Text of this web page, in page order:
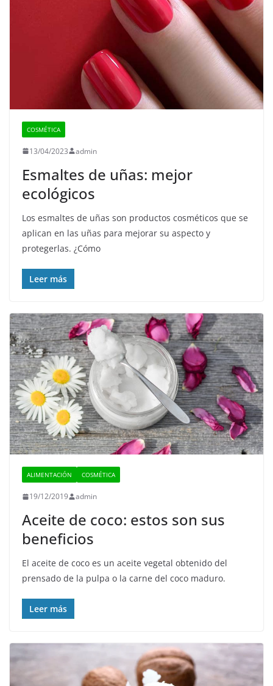
COSMÉTICA
13/04/2023 admin
Esmaltes de uñas: mejor
ecológicos
Los esmaltes de uñas son productos cosméticos que se
aplican en las uñas para mejorar su aspecto y
protegerlas. ¿Cómo
Leer más
ALIMENTACIÓN COSMÉTICA
19/12/2019 admin
Aceite de coco: estos son sus
beneficios
El aceite de coco es un aceite vegetal obtenido del
prensado de la pulpa o la carne del coco maduro.
Leer más